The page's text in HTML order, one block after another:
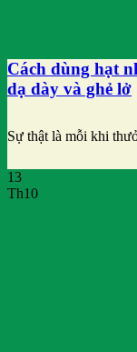
Cách dùng hạt
dạ dày và ghẻ lở
Sự thật là mỗi khi
13
Th10